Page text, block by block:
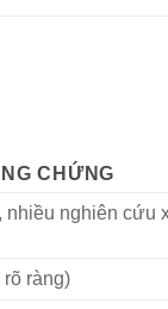
CHỨNG
nhiều nghiên cứu
ràng)